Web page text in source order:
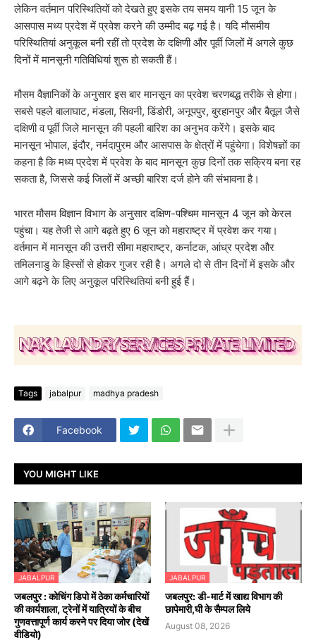
लेकिन वर्तमान परिस्थितियों को देखते हुए इसके तय समय यानी 15 जून के
आसपास मध्य प्रदेश में प्रवेश करने की उम्मीद बढ़ गई है। यदि मौसमीय
परिस्थितियां अनुकूल बनी रहीं तो प्रदेश के दक्षिणी और पूर्वी जिलों में अगले कुछ
दिनों में मानसूनी गतिविधियां शुरू हो सकती हैं।
मौसम वैज्ञानिकों के अनुसार इस बार मानसून का प्रवेश चरणबद्ध तरीके से होगा।
सबसे पहले बालाघाट, मंडला, सिवनी, डिंडोरी, अनूपपुर, बुरहानपुर और बैतूल जैसे
दक्षिणी व पूर्वी जिले मानसून की पहली बारिश का अनुभव करेंगे। इसके बाद
मानसून भोपाल, इंदौर, नर्मदापुरम और आसपास के क्षेत्रों में पहुंचेगा। विशेषज्ञों का
कहना है कि मध्य प्रदेश में प्रवेश के बाद मानसून कुछ दिनों तक सक्रिय बना रह
सकता है, जिससे कई जिलों में अच्छी बारिश दर्ज होने की संभावना है।
भारत मौसम विज्ञान विभाग के अनुसार दक्षिण-पश्चिम मानसून 4 जून को केरल
पहुंचा। यह तेजी से आगे बढ़ते हुए 6 जून को महाराष्ट्र में प्रवेश कर गया।
वर्तमान में मानसून की उत्तरी सीमा महाराष्ट्र, कर्नाटक, आंध्र प्रदेश और
तमिलनाडु के हिस्सों से होकर गुजर रही है। अगले दो से तीन दिनों में इसके और
आगे बढ़ने के लिए अनुकूल परिस्थितियां बनी हुई हैं।
Tags jabalpur madhya pradesh
Facebook
YOU MIGHT LIKE
JABALPUR
जबलपुर : कोचिंग डिपो में ठेका कर्मचारियों
की कार्यशाला, ट्रेनों में यात्रियों के बीच
गुणवत्तापूर्ण कार्य करने पर दिया जोर (देखें
वीडियो)
JABALPUR
जबलपुर: डी-मार्ट में खाद्य विभाग की
छापेमारी,घी के सैम्पल लिये
August 08, 2026